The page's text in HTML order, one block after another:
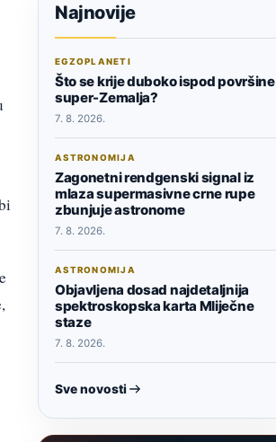
Najnovije
EGZOPLANETI
Što se krije duboko ispod površine
super-Zemalja?
7. 8. 2026.
ASTRONOMIJA
Zagonetni rendgenski signal iz
mlaza supermasivne crne rupe
zbunjuje astronome
7. 8. 2026.
ASTRONOMIJA
Objavljena dosad najdetaljnija
spektroskopska karta Mliječne
staze
7. 8. 2026.
Sve novosti